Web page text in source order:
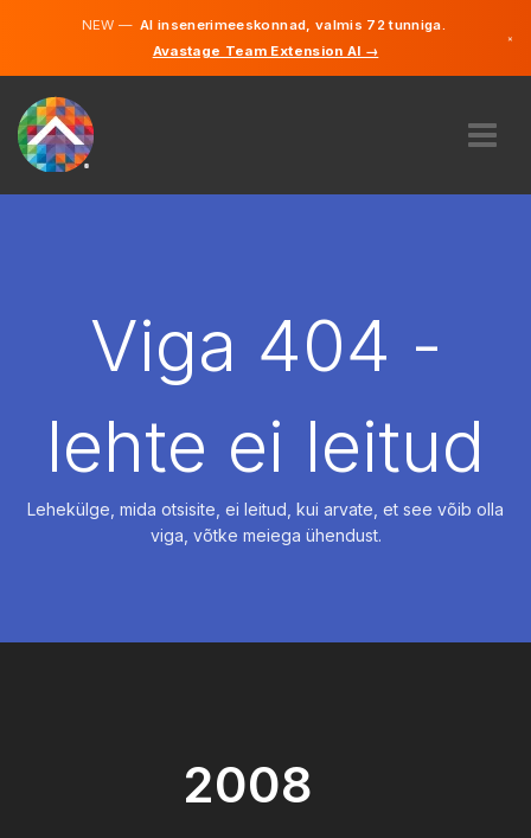
NEW —AI insenerimeeskonnad, valmis 72 tunniga.
Avastage Team Extension AI →
×
PALKAMAViga 404 -
lehte ei leitud
Lehekülge, mida otsisite, ei leitud, kui arvate, et see võib olla
viga, võtke meiega ühendust.
2008